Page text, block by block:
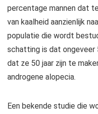
percentage mannen dat
van kaalheid aanzienlijk
populatie die wordt
schatting is dat ongeveer
dat ze 50 jaar zijn te
androgene alopecia.
Een bekende studie die